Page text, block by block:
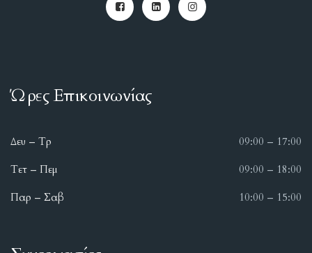
Ώρες Επικοινωνίας
Δευ – Τρ
09:00 – 17:00
Τετ – Πεμ
09:00 – 18:00
Παρ – Σαβ
10:00 – 15:00